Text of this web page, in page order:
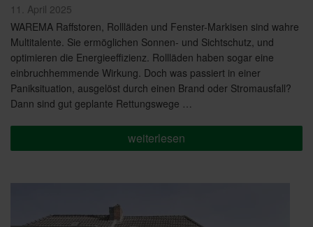
Veröffentlicht
am
11. April 2025
WAREMA Raffstoren, Rollläden und Fenster-Markisen sind wahre
Multitalente. Sie ermöglichen Sonnen- und Sichtschutz, und
optimieren die Energieeffizienz. Rollläden haben sogar eine
einbruchhemmende Wirkung. Doch was passiert in einer
Paniksituation, ausgelöst durch einen Brand oder Stromausfall?
Dann sind gut geplante Rettungswege …
„Sicher.
Schnell.
weiterlesen